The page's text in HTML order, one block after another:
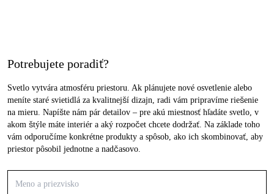
Potrebujete poradiť?
Svetlo vytvára atmosféru priestoru. Ak plánujete nové osvetlenie alebo
meníte staré svietidlá za kvalitnejší dizajn, radi vám pripravíme riešenie
na mieru. Napíšte nám pár detailov – pre akú miestnosť hľadáte svetlo, v
akom štýle máte interiér a aký rozpočet chcete dodržať. Na základe toho
vám odporučíme konkrétne produkty a spôsob, ako ich skombinovať, aby
priestor pôsobil jednotne a nadčasovo.